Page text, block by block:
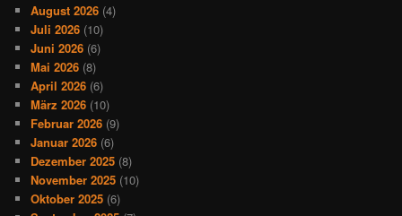
August 2026 (4)
Juli 2026 (10)
Juni 2026 (6)
Mai 2026 (8)
April 2026 (6)
März 2026 (10)
Februar 2026 (9)
Januar 2026 (6)
Dezember 2025 (8)
November 2025 (10)
Oktober 2025 (6)